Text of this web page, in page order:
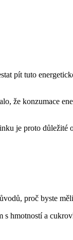
pít tuto
že konzumace
je proto důležité
proč byste
s hmotností a